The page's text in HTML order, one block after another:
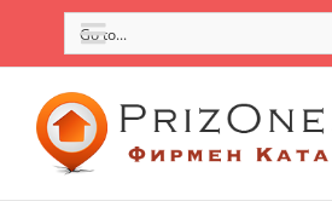
Go to...